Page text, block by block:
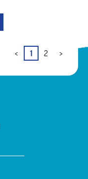
< 1 2 >